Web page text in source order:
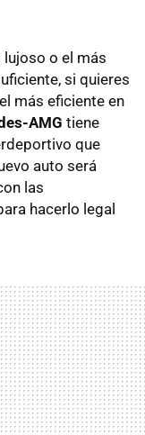
lujoso o el más
si quieres
más eficiente en
AMG tiene
que
auto será
las
hacerlo legal